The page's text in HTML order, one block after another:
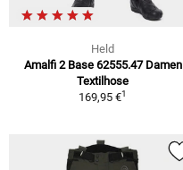
Held
Amalfi 2 Base 62555.47 Damen
Textilhose
169,95 €1